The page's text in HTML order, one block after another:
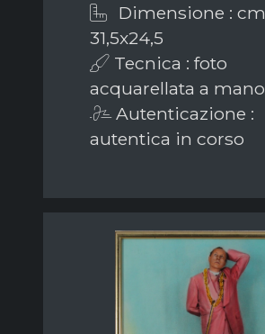
Dimensione : cm
31,5x24,5
Tecnica : foto
acquarellata a mano
Autenticazione :
autentica in corso